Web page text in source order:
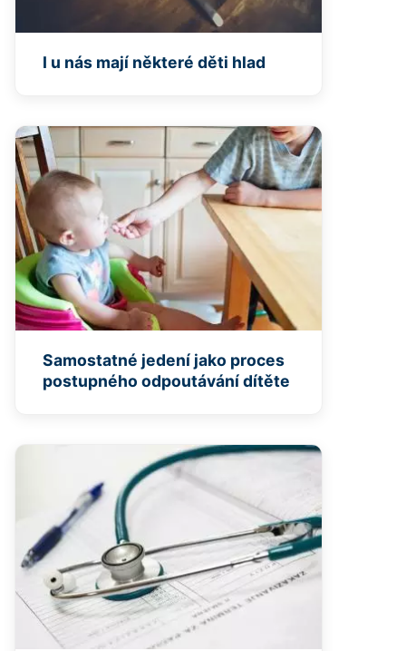
I u nás mají některé děti hlad
Samostatné jedení jako proces
postupného odpoutávání dítěte